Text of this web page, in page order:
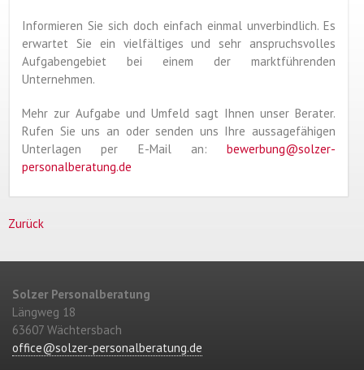
Informieren Sie sich doch einfach einmal unverbindlich. Es
erwartet Sie ein vielfältiges und sehr anspruchsvolles
Aufgabengebiet bei einem der marktführenden
Unternehmen.
Mehr zur Aufgabe und Umfeld sagt Ihnen unser Berater.
Rufen Sie uns an oder senden uns Ihre aussagefähigen
Unterlagen per E-Mail an: bewerbung@solzer-
personalberatung.de
Zurück
Solzer Personalberatung
Längweg 18
63607 Wächtersbach
office@solzer-personalberatung.de